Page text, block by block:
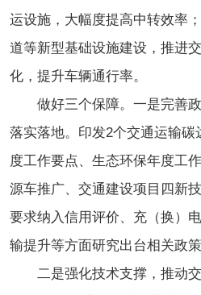
运设施，大幅度提高中转效率
道等新型基础设施建设，推进
化，提升车辆通行率。
做好三个保障。一是完善
落实落地。印发2个交通运输
度工作要点、生态环保年度工
源车推广、交通建设项目四新
要求纳入信用评价、充（换）
输提升等方面研究出台相关政策
二是强化技术支撑，推动